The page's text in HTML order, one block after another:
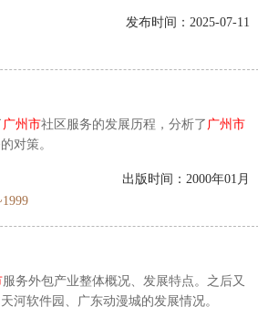
发布时间：2025-07-11
广州市社区服务的发展历程，分析了 广州市
对策。
出版时间：2000年01月
服务外包产业整体概况、发展特点。之后又
河软件园、广东动漫城的发展情况。